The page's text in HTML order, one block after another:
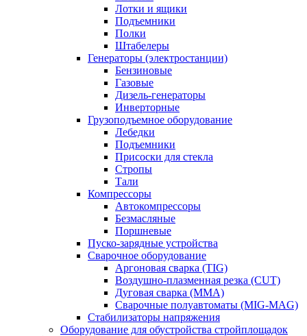
Лотки и ящики
Подъемники
Полки
Штабелеры
Генераторы (электростанции)
Бензиновые
Газовые
Дизель-генераторы
Инверторные
Грузоподъемное оборудование
Лебедки
Подъемники
Присоски для стекла
Стропы
Тали
Компрессоры
Автокомпрессоры
Безмасляные
Поршневые
Пуско-зарядные устройства
Сварочное оборудование
Аргоновая сварка (TIG)
Воздушно-плазменная резка (CUT)
Дуговая сварка (ММА)
Сварочные полуавтоматы (MIG-MAG)
Стабилизаторы напряжения
Оборудование для обустройства стройплощадок